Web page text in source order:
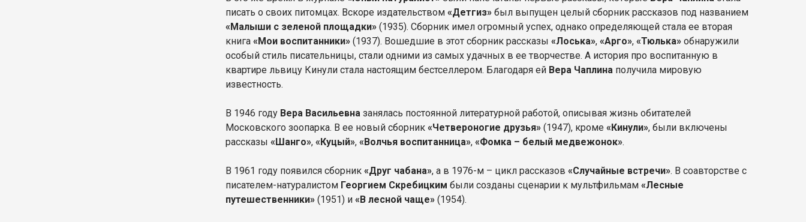
писать о своих питомцах. Вскоре издательством«Детгиз» был выпущен целый сборник рассказов под названием
«Малыши с зеленой площадки» (1935). Сборник имел огромный успех, однако определяющей стала ее вторая
книга «Мои воспитанники» (1937). Вошедшие в этот сборник рассказы«Лоська»,«Арго»,«Тюлька» обнаружили
особый стиль писательницы, стали одними из самых удачных в ее творчестве. А история про воспитанную в
квартире львицу Кинули стала настоящим бестселлером. Благодаря ей Вера Чаплина получила мировую
известность.
В 1946 году Вера Васильевна занялась постоянной литературной работой, описывая жизнь обитателей
Московского зоопарка. В ее новый сборник«Четвероногие друзья» (1947), кроме«Кинули», были включены
рассказы«Шанго»,«Куцый»,«Волчья воспитанница»,«Фомка – белый медвежонок».
В 1961 году появился сборник«Друг чабана», а в 1976-м – цикл рассказов«Случайные встречи». В соавторстве с
писателем-натуралистом Георгием Скребицким были созданы сценарии к мультфильмам«Лесные
путешественники» (1951) и«В лесной чаще» (1954).